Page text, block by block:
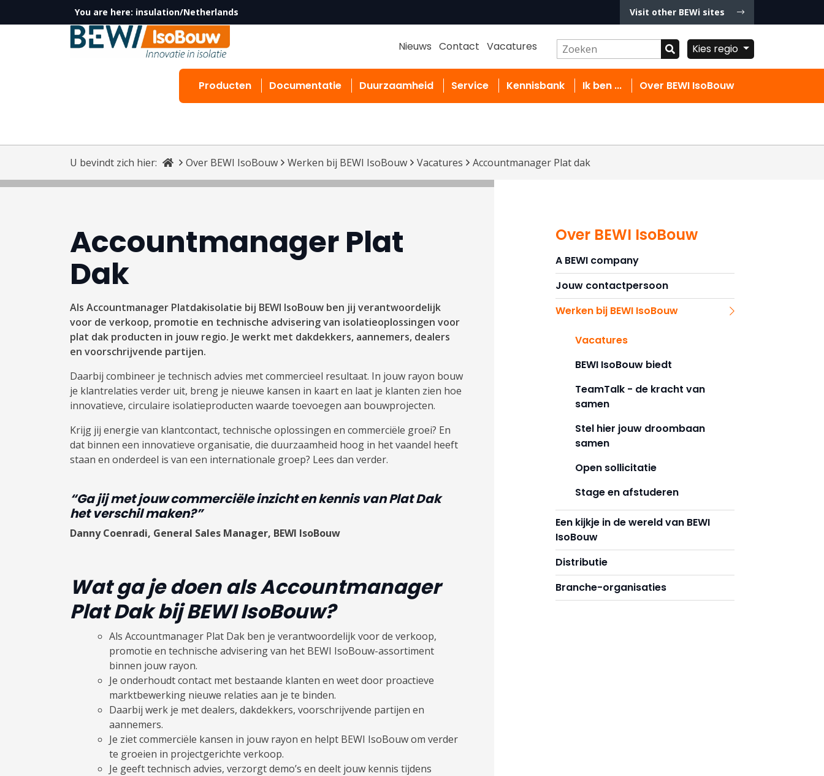
You are here: insulation/Netherlands Visit other BEWi sites
Nieuws Contact Vacatures Kies regio
Producten Documentatie Duurzaamheid Service Kennisbank Ik ben ... Over BEWI IsoBouw
U bevindt zich hier: Over BEWI IsoBouw Werken bij BEWI IsoBouw Vacatures Accountmanager Plat dak
Accountmanager Plat
Dak
Als Accountmanager Platdakisolatie bij BEWI IsoBouw ben jij verantwoordelijk
voor de verkoop, promotie en technische advisering van isolatieoplossingen voor
plat dak producten in jouw regio. Je werkt met dakdekkers, aannemers, dealers
en voorschrijvende partijen.
Daarbij combineer je technisch advies met commercieel resultaat. In jouw rayon bouw
je klantrelaties verder uit, breng je nieuwe kansen in kaart en laat je klanten zien hoe
innovatieve, circulaire isolatieproducten waarde toevoegen aan bouwprojecten.
Krijg jij energie van klantcontact, technische oplossingen en commerciële groei? En
dat binnen een innovatieve organisatie, die duurzaamheid hoog in het vaandel heeft
staan en onderdeel is van een internationale groep? Lees dan verder.
“Ga jij met jouw commerciële inzicht en kennisvan Plat Dak
het verschil maken?”
Danny Coenradi, General Sales Manager, BEWI IsoBouw
Wat ga je doen als Accountmanager
Plat Dak bij BEWI IsoBouw?
Als Accountmanager Plat Dak ben je verantwoordelijk voor de verkoop,
promotie en technische advisering van het BEWI IsoBouw-assortiment
binnen jouw rayon.
Je onderhoudt contact met bestaande klanten en weet door proactieve
marktbewerking nieuwe relaties aan je te binden.
Daarbij werk je met dealers, dakdekkers, voorschrijvende partijen en
aannemers.
Je ziet commerciële kansen in jouw rayon en helpt BEWI IsoBouw om verder
te groeien in projectgerichte verkoop.
Je geeft technisch advies, verzorgt demo’s en deelt jouw kennis tijdens
Over BEWI IsoBouw
A BEWI company
Jouw contactpersoon
Werken bij BEWI IsoBouw
Vacatures
BEWI IsoBouw biedt
TeamTalk - de kracht van
samen
Stel hier jouw droombaan
samen
Open sollicitatie
Stage en afstuderen
Een kijkje in de wereld van BEWI
IsoBouw
Distributie
Branche-organisaties